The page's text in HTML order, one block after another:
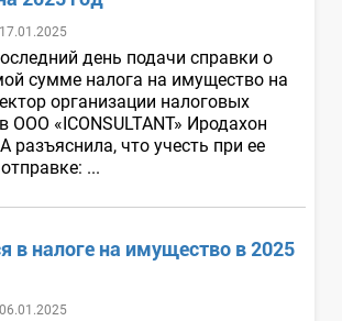
день подачи справки о
сумме налога на имущество на
организации налоговых
OOO «ICONSULTANT» Иродахон
что учесть при ее
...
в налоге на имущество в 2025